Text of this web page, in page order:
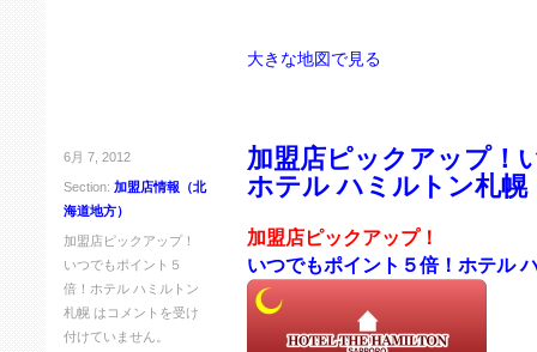
大きな地図で見る
6月 7, 2012
Section: 加盟店情報（北
海道地方）
加盟店ピックアップ！
いつでもポイント５
倍！ホテル ハミルトン
札幌 は コメントを受け
付けていません。
加盟店ピックアップ！
ホテル ハミルトン札幌
加盟店ピックアップ！
いつでもポイント５倍！ホテル